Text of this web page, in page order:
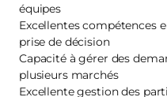
équipes
Excellentes compétences
prise de décision
Capacité à gérer des
plusieurs marchés
Excellente gestion des